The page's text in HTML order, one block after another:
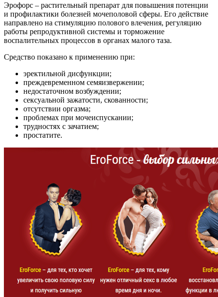
Эрофорс – растительный препарат для повышения потенции
и профилактики болезней мочеполовой сферы. Его действие
направлено на стимуляцию полового влечения, регуляцию
работы репродуктивной системы и торможение
воспалительных процессов в органах малого таза.
Средство показано к применению при:
эректильной дисфункции;
преждевременном семяизвержении;
недостаточном возбуждении;
сексуальной зажатости, скованности;
отсутствии оргазма;
проблемах при мочеиспускании;
трудностях с зачатием;
простатите.